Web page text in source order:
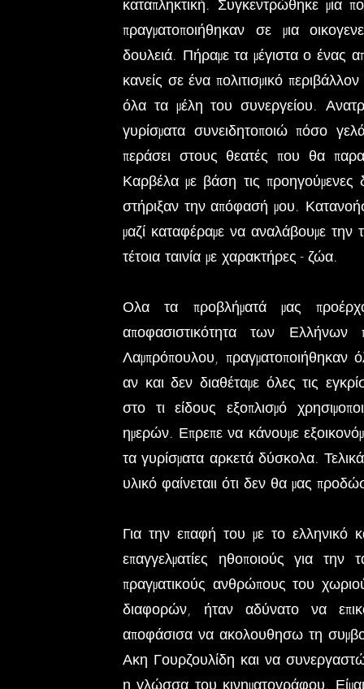
καταπληκτική. Συγκεντρώθηκε μια
πραγματοποιήθηκαν σε μια
δουλειά. Πήραμε τα μέγιστα ο ένας
κανείς σε ένα πολιτισμικό
όλα τα μέλη του συνεργείου.
γυρίσματα συνειδητοποιώ πόσο
περάσει στους θεατές που θα
Καρβέλα με βάση τις προηγούμενες
στήριξαν την απόφασή μου.
μαζί καταφέραμε να αναλάβουμε την
τέτοια ταινία με χαρακτήρες - ζώα.
Ολα τα προβλήματά μας
αποφασιστικότητα των
Λαμπρόπουλου, πραγματοποιήθηκαν
αν και δεν διαθέταμε όλες τις
στο τι είδους εξοπλισμό
ημερών. Επρεπε να κάνουμε
τα γυρίσματα αρκετά δύσκολα.
υλικό φαίνεταιι ότι δεν θα μας
Για την επαφή του με το ελληνικό
επαγγελματίες ηθοποιούς για
πραγματικούς ανθρώπους του
διαφορών, ήταν αδύνατο να
αποφάσισα να ακολουθησω τη
Ακη Γουρζουλίδη και να συνεργαστώ
η γλώσσα του κινηματογράφου.